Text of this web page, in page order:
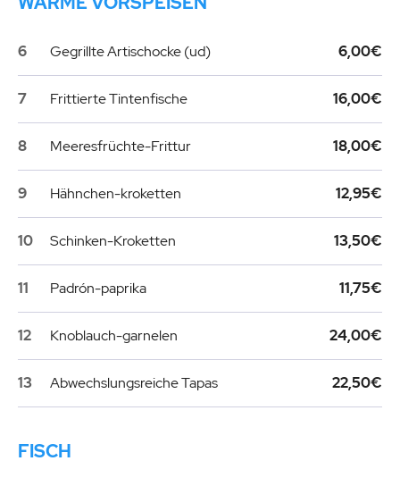
6 Gegrillte Artischocke (ud) 6,00€
7 Frittierte Tintenfische 16,00€
8 Meeresfrüchte-Frittur 18,00€
9 Hähnchen-kroketten 12,95€
10 Schinken-Kroketten 13,50€
11 Padrón-paprika 11,75€
12 Knoblauch-garnelen 24,00€
13 Abwechslungsreiche Tapas 22,50€
FISCH